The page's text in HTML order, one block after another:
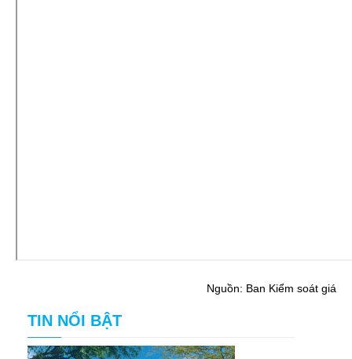
Nguồn: Ban Kiểm soát giá
TIN NỔI BẬT